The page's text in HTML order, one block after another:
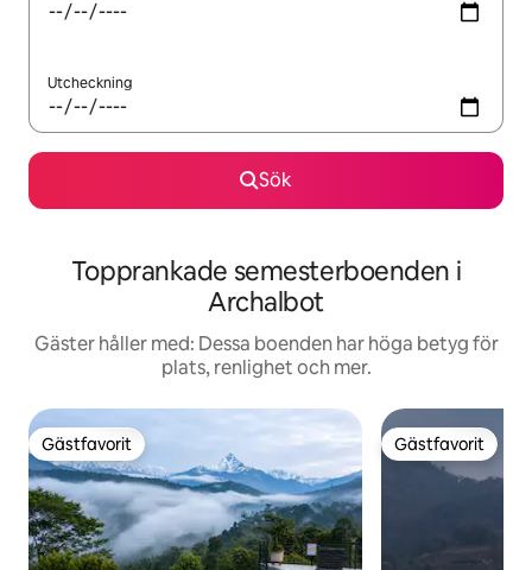
Utcheckning
Sök
Topprankade semesterboenden i
Archalbot
Gäster håller med: Dessa boenden har höga betyg för
plats, renlighet och mer.
Gästfavorit
Gästfavorit Gästfavorit
Gästfavorit